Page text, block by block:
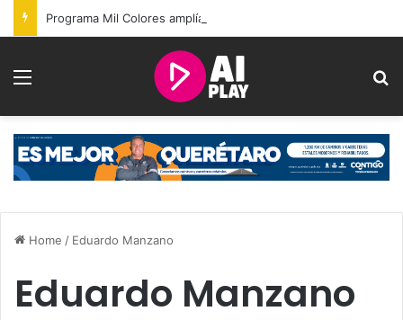
Home / Eduardo Manzano
Eduardo Manzano